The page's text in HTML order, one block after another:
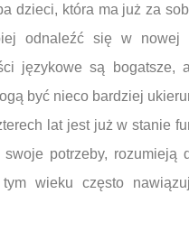
dzieci, która ma już za
odnaleźć się w
językowe są bogatsze,
być nieco bardziej
lat jest już w stanie
potrzeby,
wieku często